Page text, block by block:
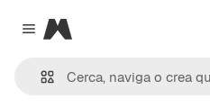
Close menu
Magnific